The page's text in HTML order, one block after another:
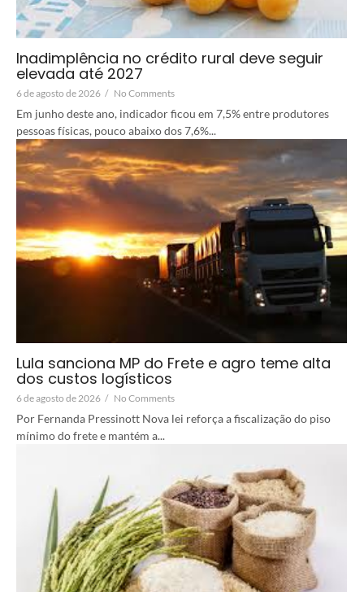
Inadimplência no crédito rural deve seguir
elevada até 2027
6 de agosto de 2026 / No Comments
Em junho deste ano, indicador ficou em 7,5% entre produtores
pessoas físicas, pouco abaixo dos 7,6%...
Lula sanciona MP do Frete e agro teme alta
dos custos logísticos
6 de agosto de 2026 / No Comments
Por Fernanda Pressinott Nova lei reforça a fiscalização do piso
mínimo do frete e mantém a...